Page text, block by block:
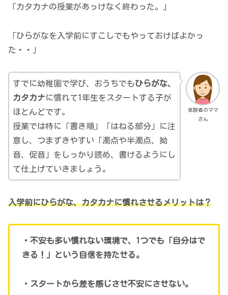
「カタカナの授業があっけなく終わった。」
「ひらがなを入学前にすこしでもやっておけばよかっ
た・・」
体験者のママ
さん
すでに幼稚園で学び、おうちでもひらがな、
カタカナに慣れて1年生をスタートする子が
ほとんどです。
授業では特に「書き順」「はねる部分」に注
意し、つまずきやすい「濁点や半濁点、拗
音、促音」をしっかり読め、書けるようにし
て仕上げていきましょう。
入学前にひらがな、カタカナに慣れさせるメリットは？
・不安も多い慣れない環境で、1つでも「自分はで
きる！」という自信を持たせる。
・スタートから差を感じさせ不安にさせない。